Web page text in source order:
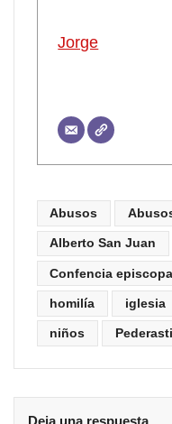
Jorge
Abusos
Alberto San Juan
Confencia
homilía iglesia
niños
Deja una respuesta